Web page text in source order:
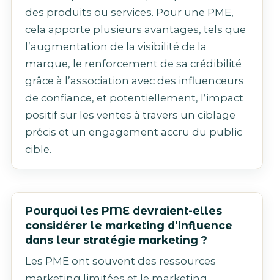
des produits ou services. Pour une PME,
cela apporte plusieurs avantages, tels que
l’augmentation de la visibilité de la
marque, le renforcement de sa crédibilité
grâce à l’association avec des influenceurs
de confiance, et potentiellement, l’impact
positif sur les ventes à travers un ciblage
précis et un engagement accru du public
cible.
Pourquoi les PME devraient-elles
considérer le marketing d’influence
dans leur stratégie marketing ?
Les PME ont souvent des ressources